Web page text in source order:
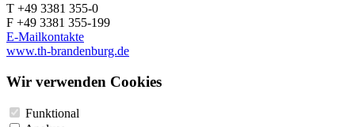
T +49 3381 355-0
F +49 3381 355-199
E-Mailkontakte
www.th-brandenburg.de
Wir verwenden Cookies
Funktional